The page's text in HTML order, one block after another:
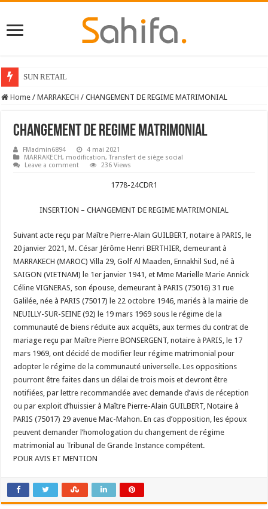
SUN RETAIL
Home / MARRAKECH / CHANGEMENT DE REGIME MATRIMONIAL
CHANGEMENT DE REGIME MATRIMONIAL
FMadmin6894
4 mai 2021
MARRAKECH, modification,Transfert de siège social
Leave a comment
236 Views
1778-24CDR1
INSERTION – CHANGEMENT DE REGIME MATRIMONIAL
Suivant acte reçu par Maître Pierre-Alain GUILBERT, notaire à PARIS, le
20 janvier 2021, M. César Jérôme Henri BERTHIER, demeurant à
MARRAKECH (MAROC) Villa 29, Golf Al Maaden, Ennakhil Sud, né à
SAIGON (VIETNAM) le 1er janvier 1941, et Mme Marielle Marie Annick
Céline VIGNERAS, son épouse, demeurant à PARIS (75016) 31 rue
Galilée, née à PARIS (75017) le 22 octobre 1946, mariés à la mairie de
NEUILLY-SUR-SEINE (92) le 19 mars 1969 sous le régime de la
communauté de biens réduite aux acquêts, aux termes du contrat de
mariage reçu par Maître Pierre BONSERGENT, notaire à PARIS, le 17
mars 1969, ont décidé de modifier leur régime matrimonial pour
adopter le régime de la communauté universelle. Les oppositions
pourront être faites dans un délai de trois mois et devront être
notifiées, par lettre recommandée avec demande d’avis de réception
ou par exploit d’huissier à Maître Pierre-Alain GUILBERT, Notaire à
PARIS (75017) 29 avenue Mac-Mahon. En cas d’opposition, les époux
peuvent demander l’homologation du changement de régime
matrimonial au Tribunal de Grande Instance compétent.
POUR AVIS ET MENTION